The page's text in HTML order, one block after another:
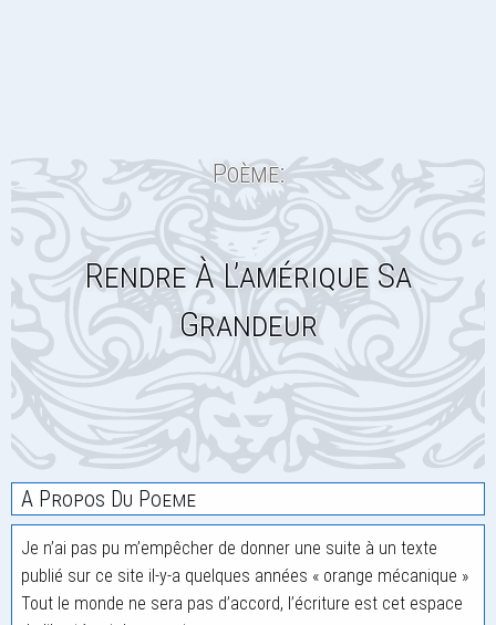
Poème:
Rendre À L’amérique Sa
Grandeur
A Propos Du Poeme
Je n’ai pas pu m’empêcher de donner une suite à un texte
publié sur ce site il-y-a quelques années « orange mécanique »
Tout le monde ne sera pas d’accord, l’écriture est cet espace